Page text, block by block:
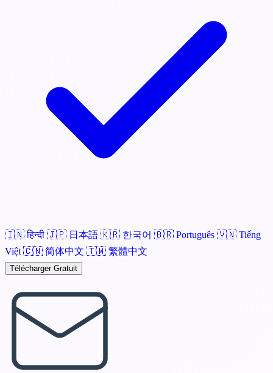
🇮🇳 हिन्दी 🇯🇵 日本語 🇰🇷 한국어 🇧🇷 Português 🇻🇳 Tiếng
Việt 🇨🇳 简体中文 🇹🇼 繁體中文
Télécharger Gratuit